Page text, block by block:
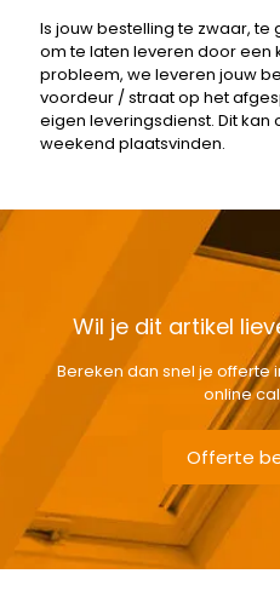
Is jouw bestelling te zwaar,
om te laten leveren door een
probleem, we leveren jouw
voordeur / straat op het
eigen leveringsdienst. Dit kan
weekend plaatsvinden.
Wil je dit artikel
Bereken dan snel je offerte
online
Offerte